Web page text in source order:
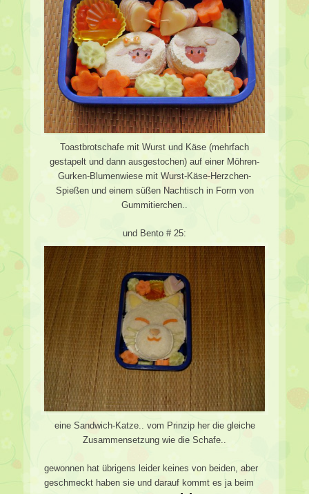
Toastbrotschafe mit Wurst und Käse (mehrfach
gestapelt und dann ausgestochen) auf einer Möhren-
Gurken-Blumenwiese mit Wurst-Käse-Herzchen-
Spießen und einem süßen Nachtisch in Form von
Gummitierchen..
und Bento # 25:
eine Sandwich-Katze.. vom Prinzip her die gleiche
Zusammensetzung wie die Schafe..
gewonnen hat übrigens leider keines von beiden, aber
geschmeckt haben sie und darauf kommt es ja beim